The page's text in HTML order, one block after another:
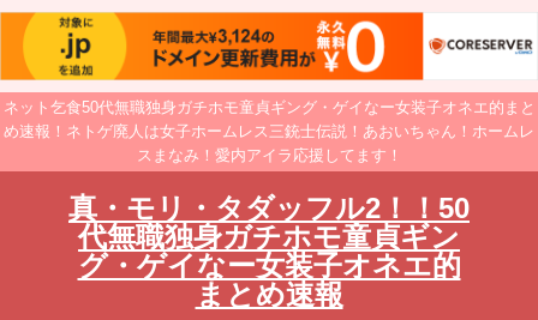
ネット乞食50代無職独身ガチホモ童貞ギング・ゲイなー女装子オネエ的まと
め速報！ネトゲ廃人は女子ホームレス三銃士伝説！あおいちゃん！ホームレ
スまなみ！愛内アイラ応援してます！
真・モリ・タダッフル2！！50
代無職独身ガチホモ童貞ギン
グ・ゲイなー女装子オネエ的
まとめ速報